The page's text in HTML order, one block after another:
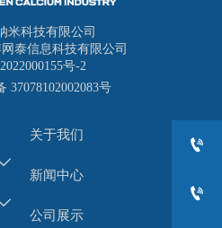
米科技有限公司
泰信息科技有限公司
号-2
37078102002083号
关于我们
新闻中心
公司展示

